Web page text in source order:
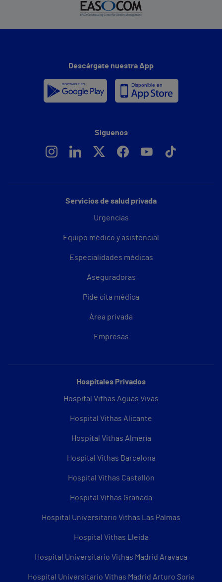
Servicios de salud privada
Urgencias
Equipo médico y asistencial
Especialidades médicas
Aseguradoras
Pide cita médica
Área privada
Empresas
Hospitales Privados
Hospital Vithas Aguas Vivas
Hospital Vithas Alicante
Hospital Vithas Almería
Hospital Vithas Barcelona
Hospital Vithas Castellón
Hospital Vithas Granada
Hospital Universitario Vithas Las Palmas
Hospital Vithas Lleida
Hospital Universitario Vithas Madrid Aravaca
Hospital Universitario Vithas Madrid Arturo Soria
Descárgate nuestra App
Síguenos